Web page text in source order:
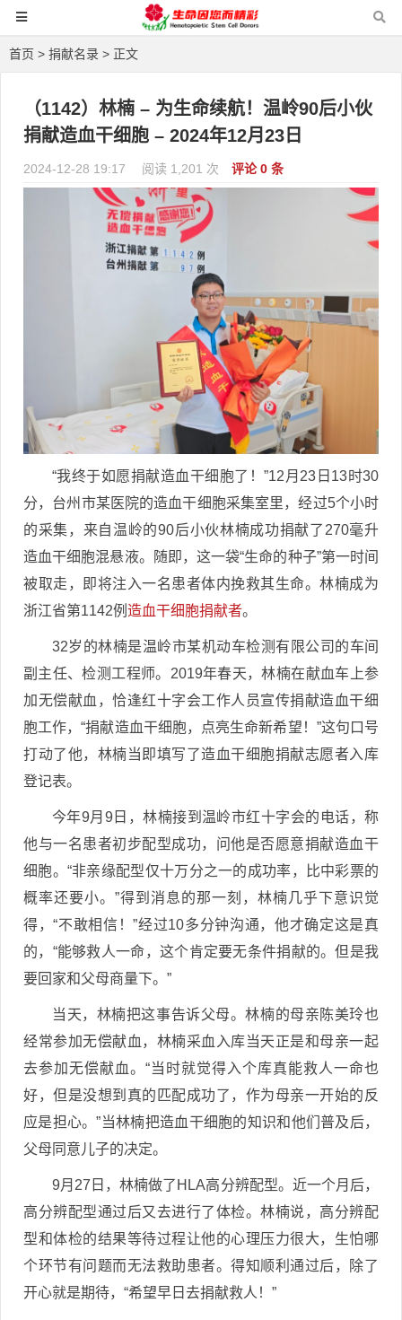
首页 > 捐献名录 > 正文
（1142）林楠 – 为生命续航！温岭90后小伙
捐献造血干细胞 – 2024年12月23日
2024-12-28 19:17 阅读 1,201 次 评论 0 条
“我终于如愿捐献造血干细胞了！”12月23日13时30
分，台州市某医院的造血干细胞采集室里，经过5个小时
的采集，来自温岭的90后小伙林楠成功捐献了270毫升
造血干细胞混悬液。随即，这一袋“生命的种子”第一时间
被取走，即将注入一名患者体内挽救其生命。林楠成为
浙江省第1142例 造血干细胞捐献者。
32岁的林楠是温岭市某机动车检测有限公司的车间
副主任、检测工程师。2019年春天，林楠在献血车上参
加无偿献血，恰逢红十字会工作人员宣传捐献造血干细
胞工作，“捐献造血干细胞，点亮生命新希望！”这句口号
打动了他，林楠当即填写了造血干细胞捐献志愿者入库
登记表。
今年9月9日，林楠接到温岭市红十字会的电话，称
他与一名患者初步配型成功，问他是否愿意捐献造血干
细胞。“非亲缘配型仅十万分之一的成功率，比中彩票的
概率还要小。”得到消息的那一刻，林楠几乎下意识觉
得，“不敢相信！”经过10多分钟沟通，他才确定这是真
的，“能够救人一命，这个肯定要无条件捐献的。但是我
要回家和父母商量下。”
当天，林楠把这事告诉父母。林楠的母亲陈美玲也
经常参加无偿献血，林楠采血入库当天正是和母亲一起
去参加无偿献血。“当时就觉得入个库真能救人一命也
好，但是没想到真的匹配成功了，作为母亲一开始的反
应是担心。”当林楠把造血干细胞的知识和他们普及后，
父母同意儿子的决定。
9月27日，林楠做了HLA高分辨配型。近一个月后，
高分辨配型通过后又去进行了体检。林楠说，高分辨配
型和体检的结果等待过程让他的心理压力很大，生怕哪
个环节有问题而无法救助患者。得知顺利通过后，除了
开心就是期待，“希望早日去捐献救人！”